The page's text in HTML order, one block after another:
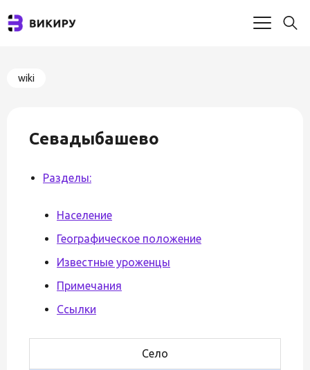
wiki
Севадыбашево
Разделы:
Население
Географическое положение
Известные уроженцы
Примечания
Ссылки
Село